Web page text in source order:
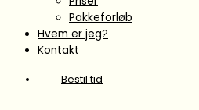
Pakkeforløb
Hvem er jeg?
Kontakt
Bestil tid